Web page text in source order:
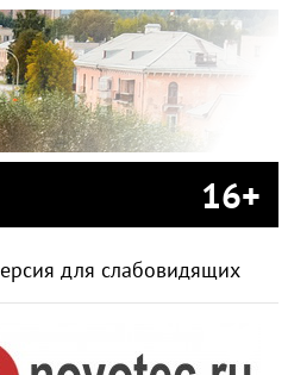
16+
для слабовидящих